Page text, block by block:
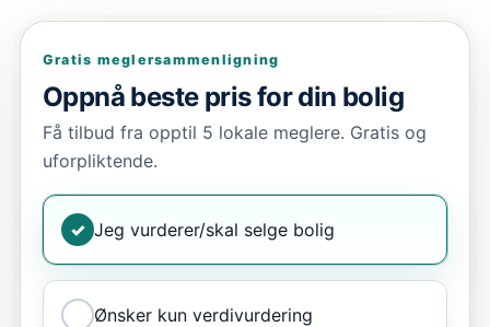
Gratis meglersammenligning
Oppnå beste pris for din bolig
Få tilbud fra opptil 5 lokale meglere. Gratis og
uforpliktende.
✓ Jeg vurderer/skal selge bolig
Ønsker kun verdivurdering